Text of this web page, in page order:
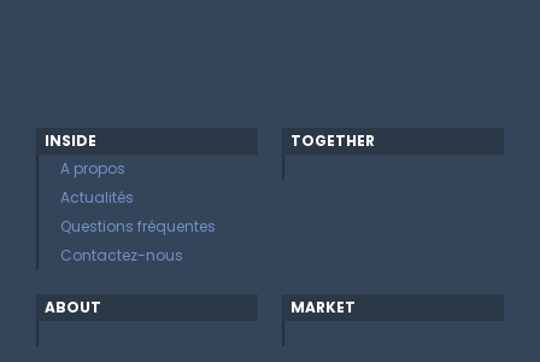
INSIDE
A propos
Actualités
Questions fréquentes
Contactez-nous
TOGETHER
ABOUT MARKET